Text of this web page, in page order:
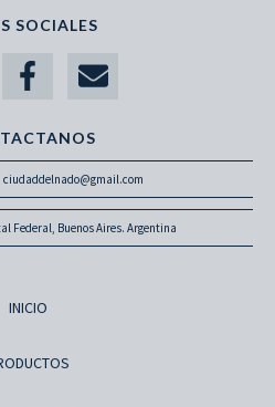
SOCIALES
ciudaddelnado@gmail.com
Federal, Buenos Aires. Argentina
INICIO